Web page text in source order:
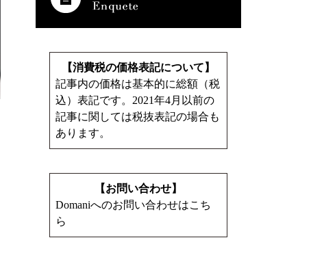
【消費税の価格表記について】
記事内の価格は基本的に総額（税
込）表記です。2021年4月以前の
記事に関しては税抜表記の場合も
あります。
【お問い合わせ】
Domaniへのお問い合わせはこち
ら